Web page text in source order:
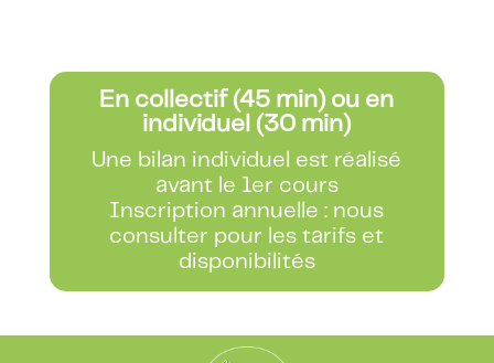
En collectif (45 min) ou en
individuel (30 min)
Une bilan individuel est réalisé
avant le 1er cours
Inscription annuelle : nous
consulter pour les tarifs et
disponibilités